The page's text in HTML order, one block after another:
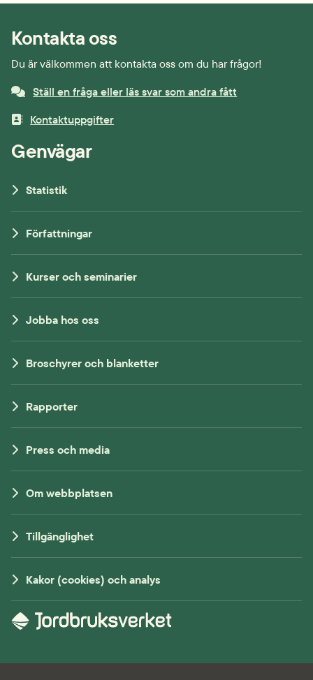
Kontakta oss
Du är välkommen att kontakta oss om du har frågor!
Ställ en fråga eller läs svar som andra fått
Kontaktuppgifter
Genvägar
Statistik
Författningar
Kurser och seminarier
Jobba hos oss
Broschyrer och blanketter
Rapporter
Press och media
Om webbplatsen
Tillgänglighet
Kakor (cookies) och analys